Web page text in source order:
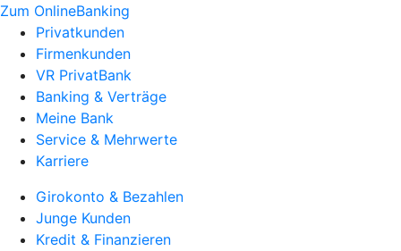
Zum OnlineBanking
Privatkunden
Firmenkunden
VR PrivatBank
Banking & Verträge
Meine Bank
Service & Mehrwerte
Karriere
Girokonto & Bezahlen
Junge Kunden
Kredit & Finanzieren